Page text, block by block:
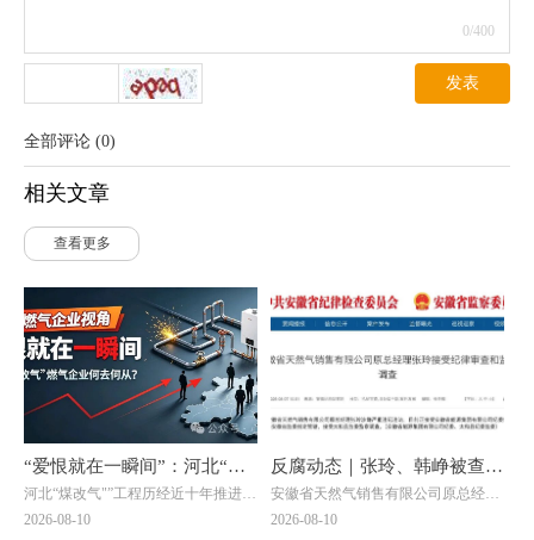
0/400
发表
全部评论 (0)
相关文章
查看更多
“爱恨就在一瞬间”：河北“煤
改气”燃气企业何去何从？
河北“煤改气"”工程历经近十年推进，
燃气企业作为投资运营主力，其经营
2026-08-10
反腐动态｜张玲、韩峥被查，
涉嫌严重违纪违法
安徽省天然气销售有限公司原总经理
张玲涉嫌严重违纪违法，目前正接受
2026-08-10